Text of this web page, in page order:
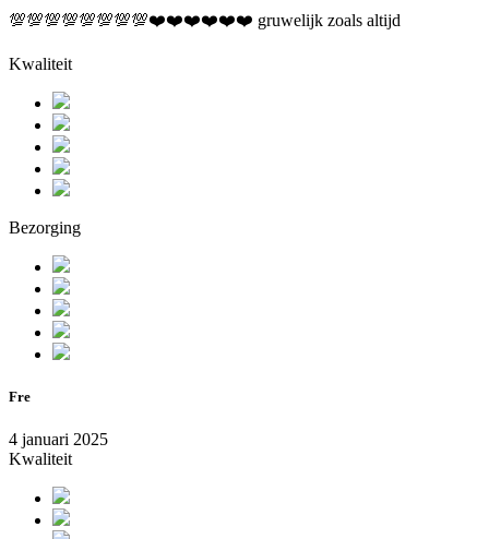
💯💯💯💯💯💯💯💯❤️❤️❤️❤️❤️❤️ gruwelijk zoals altijd
Kwaliteit
Bezorging
Fre
4 januari 2025
Kwaliteit